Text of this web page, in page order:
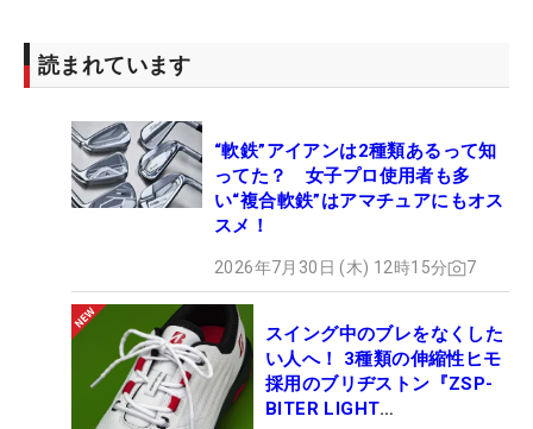
読まれています
“軟鉄”アイアンは2種類あるって知
ってた？ 女子プロ使用者も多
い“複合軟鉄”はアマチュアにもオス
スメ！
2026年7月30日 (木) 12時15分 7
スイング中のブレをなくした
い人へ！ 3種類の伸縮性ヒモ
採用のブリヂストン『ZSP-
BITER LIGHT